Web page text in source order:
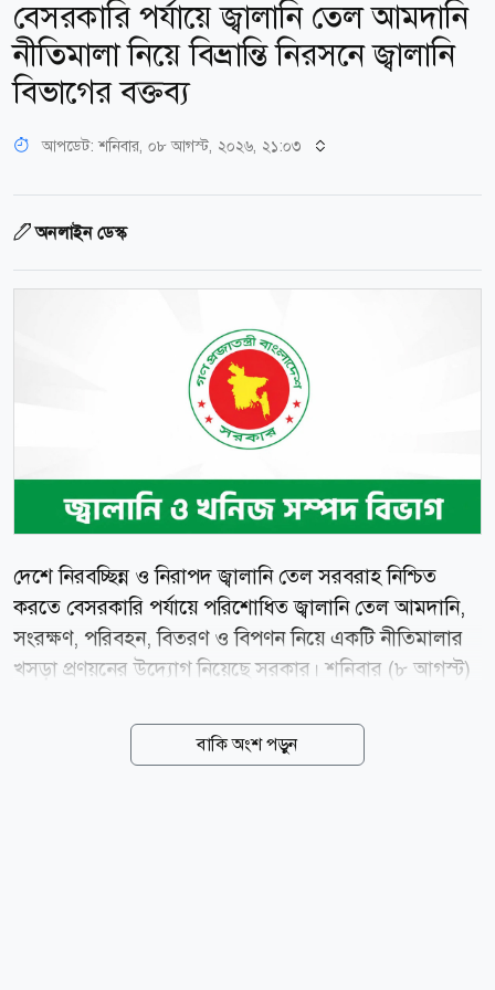
বেসরকারি পর্যায়ে জ্বালানি তেল আমদানি
নীতিমালা নিয়ে বিভ্রান্তি নিরসনে জ্বালানি
বিভাগের বক্তব্য
আপডেট: শনিবার, ০৮ আগস্ট, ২০২৬, ২১:০৩
অনলাইন ডেস্ক
দেশে নিরবচ্ছিন্ন ও নিরাপদ জ্বালানি তেল সরবরাহ নিশ্চিত
করতে বেসরকারি পর্যায়ে পরিশোধিত জ্বালানি তেল আমদানি,
সংরক্ষণ, পরিবহন, বিতরণ ও বিপণন নিয়ে একটি নীতিমালার
খসড়া প্রণয়নের উদ্যোগ নিয়েছে সরকার। শনিবার (৮ আগস্ট)
মুহাম্মদ আরিফ সাদেক এ তথ্য জানান। বিজ্ঞপ্তিতে বলা হয়,
দেশে নিরবিছিন্ন ও নিরাপদ জ্বালানি তেল সরবরাহ নিশ্চিত
বাকি অংশ পড়ুন